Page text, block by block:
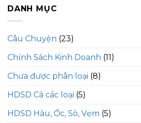
DANH MỤC
Câu Chuyện (23)
Chính Sách Kinh Doanh (11)
Chưa được phân loại (8)
HDSD Cá các loại (5)
HDSD Hàu, Ốc, Sò, Vẹm (5)